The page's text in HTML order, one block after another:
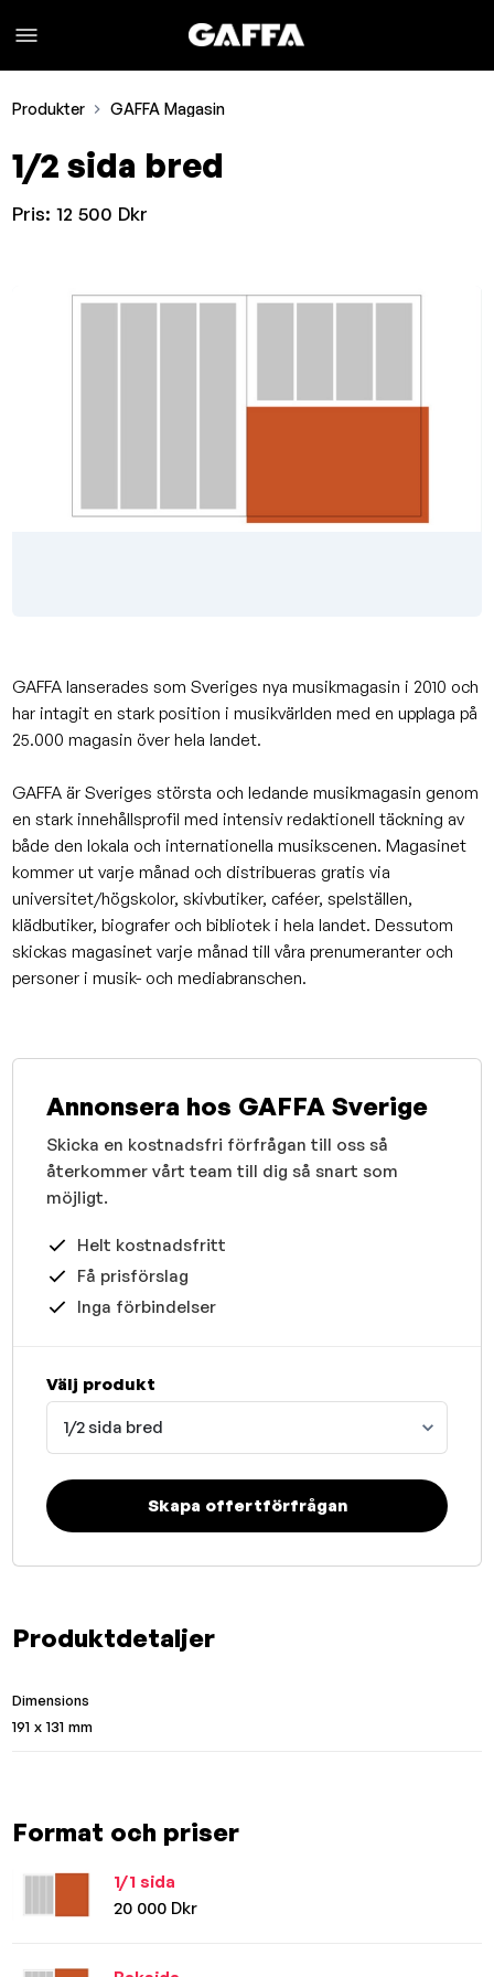
Produkter GAFFA Magasin
1/2 sida bred
Pris:12 500 Dkr
GAFFA lanserades som Sveriges nya musikmagasin i 2010 och
har intagit en stark position i musikvärlden med en upplaga på
25.000 magasin över hela landet.
GAFFA är Sveriges största och ledande musikmagasin genom
en stark innehållsprofil med intensiv redaktionell täckning av
både den lokala och internationella musikscenen. Magasinet
kommer ut varje månad och distribueras gratis via
universitet/högskolor, skivbutiker, caféer, spelställen,
klädbutiker, biografer och bibliotek i hela landet. Dessutom
skickas magasinet varje månad till våra prenumeranter och
personer i musik- och mediabranschen.
Produktdetaljer
Dimensions
191 x 131 mm
Format och priser
1/1 sida
20 000 Dkr
Annonsera hos GAFFA Sverige
Skicka en kostnadsfri förfrågan till oss så
återkommer vårt team till dig så snart som
möjligt.
Helt kostnadsfritt
Få prisförslag
Inga förbindelser
Välj produkt
1/2 sida bred
Skapa offertförfrågan